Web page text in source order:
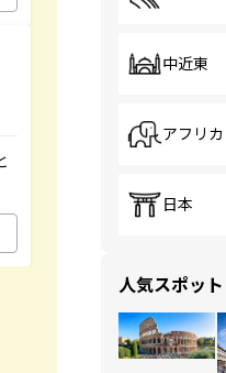
中近東
アフリカ
日本
人気スポット